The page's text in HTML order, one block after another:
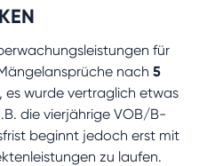
für
nach 5
es wurde vertraglich etwas
die vierjährige VOB/B-
beginnt jedoch erst mit
zu laufen.